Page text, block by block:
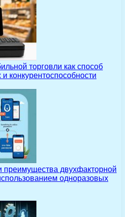
торговли как способ
конкурентоспособности
двухфакторной
одноразовых